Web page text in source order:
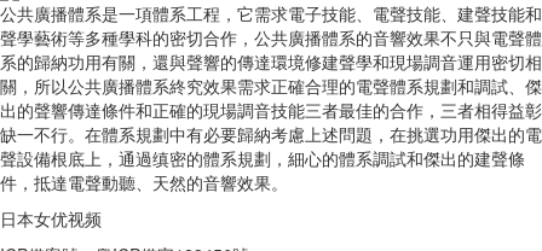
公共廣播體系是一項體系工程，它需求電子技能、電聲技能、建聲技能和
聲學藝術等多種學科的密切合作，公共廣播體系的音響效果不只與電聲體
系的歸納功用有關，還與聲響的傳達環境修建聲學和現場調音運用密切相
關，所以公共廣播體系終究效果需求正確合理的電聲體系規劃和調試、傑
出的聲響傳達條件和正確的現場調音技能三者最佳的合作，三者相得益彰
缺一不行。在體系規劃中有必要歸納考慮上述問題，在挑選功用傑出的電
聲設備根底上，通過缜密的體系規劃，細心的體系調試和傑出的建聲條
件，抵達電聲動聽、天然的音響效果。
日本女优视频